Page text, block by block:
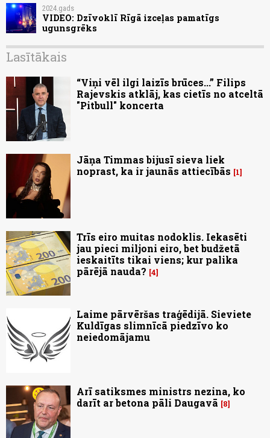
2024.gads
VIDEO: Dzīvoklī Rīgā izceļas pamatīgs
ugunsgrēks
Lasītākais
“Viņi vēl ilgi laizīs brūces...” Filips
Rajevskis atklāj, kas cietīs no atceltā
"Pitbull" koncerta
Jāņa Timmas bijusī sieva liek
noprast, ka ir jaunās attiecībās
1
Trīs eiro muitas nodoklis. Iekasēti
jau pieci miljoni eiro, bet budžetā
ieskaitīts tikai viens; kur palika
pārējā nauda? 4
Laime pārvēršas traģēdijā. Sieviete
Kuldīgas slimnīcā piedzīvo ko
neiedomājamu
Arī satiksmes ministrs nezina, ko
darīt ar betona pāli Daugavā
8